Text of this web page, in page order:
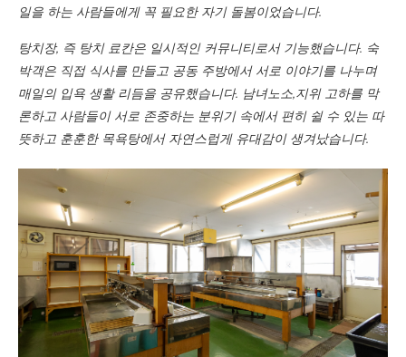
일을 하는 사람들에게 꼭 필요한 자기 돌봄이었습니다.
탕치장, 즉 탕치 료칸은 일시적인 커뮤니티로서 기능했습니다. 숙
박객은 직접 식사를 만들고 공동 주방에서 서로 이야기를 나누며
매일의 입욕 생활 리듬을 공유했습니다. 남녀노소,지위 고하를 막
론하고 사람들이 서로 존중하는 분위기 속에서 편히 쉴 수 있는 따
뜻하고 훈훈한 목욕탕에서 자연스럽게 유대감이 생겨났습니다.